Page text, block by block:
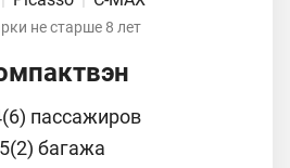
не старше 8 лет
пассажиров
5(2) багажа